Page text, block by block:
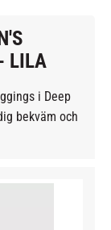
LILA
i Deep
bekväm och